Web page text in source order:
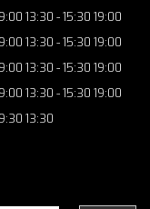
13:30 - 15:30 19:00
13:30 - 15:30 19:00
13:30 - 15:30 19:00
13:30 - 15:30 19:00
13:30